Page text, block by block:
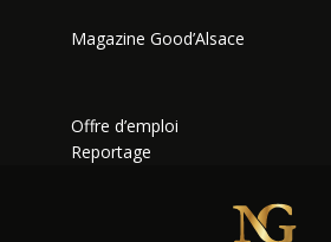
Magazine Good’Alsace
Offre d’emploi
Reportage